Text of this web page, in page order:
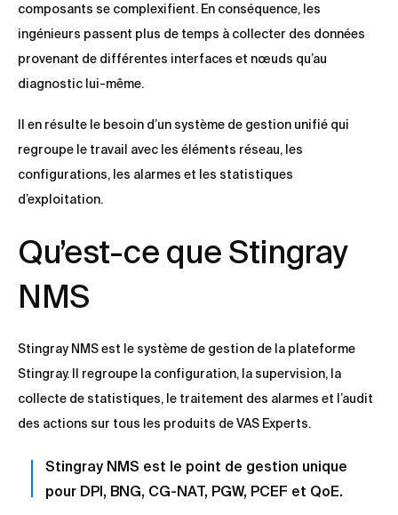
composants se complexifient. En conséquence, les
ingénieurs passent plus de temps à collecter des données
provenant de différentes interfaces et nœuds qu’au
diagnostic lui-même.
Il en résulte le besoin d’un système de gestion unifié qui
regroupe le travail avec les éléments réseau, les
configurations, les alarmes et les statistiques
d’exploitation.
Qu’est-ce que Stingray
NMS
Stingray NMS est le système de gestion de la plateforme
Stingray. Il regroupe la configuration, la supervision, la
collecte de statistiques, le traitement des alarmes et l’audit
des actions sur tous les produits de VAS Experts.
Stingray NMS est le point de gestion unique
pour DPI, BNG, CG-NAT, PGW, PCEF et QoE.